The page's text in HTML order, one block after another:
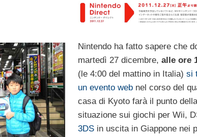
Nintendo ha fatto sapere che
martedì 27 dicembre, alle ore
(le 4:00 del mattino in Italia) si
un evento webnel corso del
casa di Kyoto farà il punto della
situazione sui giochi per Wii,
3DSin uscita in Giappone nei